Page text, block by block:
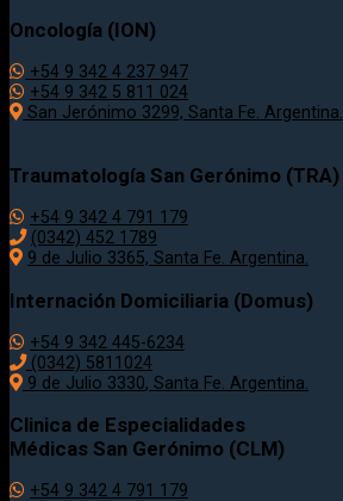
Oncología (ION)
+54 9 342 4 237 947
+54 9 342 5 811 024
San Jerónimo 3299, Santa Fe. Argentina.
Traumatología San Gerónimo (TRA)
+54 9 342 4 791 179
(0342) 452 1789
9 de Julio 3365, Santa Fe. Argentina.
Internación Domiciliaria (Domus)
+54 9 342 445-6234
(0342) 5811024
9 de Julio 3330, Santa Fe. Argentina.
Clinica de Especialidades
Médicas San Gerónimo (CLM)
+54 9 342 4 791 179